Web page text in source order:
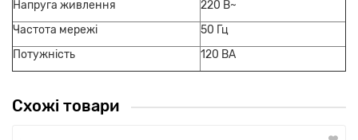
Напруга живлення
220 В~
Частота мережі
50 Гц
Потужність
120 ВА
Схожі товари